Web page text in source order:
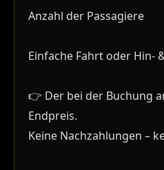
Anzahl der Passagiere
Einfache Fahrt oder Hin-
👉 Der bei der Buchung
Endpreis.
Keine Nachzahlungen –